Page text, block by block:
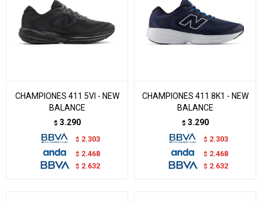
CHAMPIONES 411 5VI - NEW
BALANCE
$ 3.290
$ 2.303
$ 2.468
$ 2.632
CHAMPIONES 411 8K1 - NEW
BALANCE
$ 3.290
$ 2.303
$ 2.468
$ 2.632